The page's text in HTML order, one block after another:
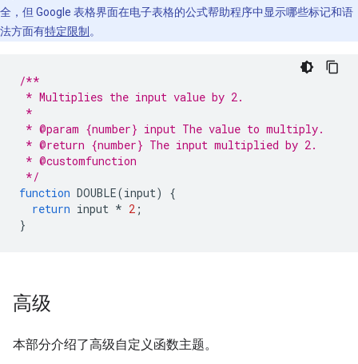
全，但 Google 表格界面在电子表格的公式帮助程序中显示哪些标记和语
法方面有特定限制 。
/**
* Multiplies the input value by 2.
*
* @param {number} input The value to multiply.
* @return {number} The input multiplied by 2.
* @customfunction
*/
function DOUBLE(input)
{
return input * 2 ;
}
高级
本部分介绍了高级自定义函数主题。